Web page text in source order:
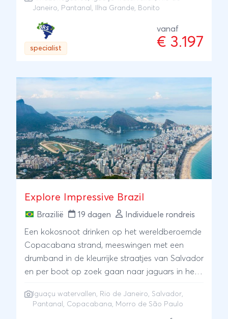
Janeiro en de ontspannen stranden van Ilha
u midden in het Amazonewoud, snorkelt u in de
kristalheldere rivieren van Bonito en gaat u op
safari in de Pantanal, een van de beste
een beetje geluk ziet u hier capibara's,
reuzenmiereneters, tapirs en zelfs de
jaguar.Uiteraard mogen ook de beroemde
Iguaçu-watervallen niet ontbreken. U bezoekt
zowel de Braziliaanse als de Argentijnse zijde
en ervaart de immense kracht van dit
natuurwonder vanuit verschillende
perspectieven.De reis wordt afgesloten met een
ontdekt u de iconische bezienswaardigheden
van Rio de Janeiro, waarna u enkele dagen
ontspant op het tropische eiland Ilha Grande,
waar autovrije stranden, groene bergen en
helderblauw water zorgen voor een
onvergetelijke afsluiting van uw Brazilië-
Janeiro, Pantanal , Ilha Grande, Bonito
specialist
vanaf
€ 3.197
Explore Impressive Brazil
Brazilië 19 dagen Individuele rondreis
Een kokosnoot drinken op het wereldberoemde
Copacabana strand, meeswingen met een
drumband in de kleurrijke straatjes van Salvador
en per boot op zoek gaan naar jaguars in het
reis laat u het beste van Brazilië zien. Bruisende
Iguaçu watervallen, Rio de Janeiro, Salvador,
Pantanal , Copacabana, Morro de São Paulo